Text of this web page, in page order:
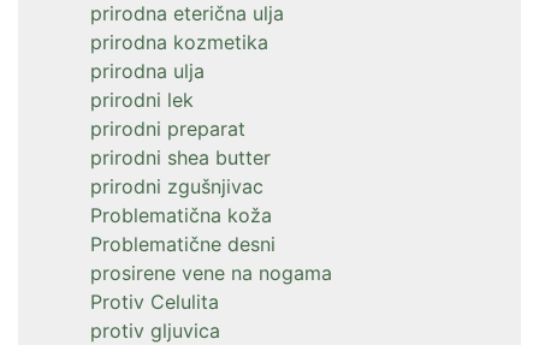
prirodna eterična ulja
prirodna kozmetika
prirodna ulja
prirodni lek
prirodni preparat
prirodni shea butter
prirodni zgušnjivac
Problematična koža
Problematične desni
prosirene vene na nogama
Protiv Celulita
protiv gljuvica